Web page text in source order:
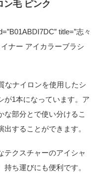
ン毛 ピンク
title=”志々
ナー アイカラーブラシ
なナイロンを使用したシ
が1本になっています。ア
な部分とで使い分けるこ
することができます。
テクスチャーのアイシャ
ち運びにも便利です。